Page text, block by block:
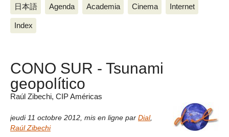
日本語 Agenda Academia Cinema Internet
Index
CONO SUR - Tsunami
geopolítico
Raúl Zibechi, CIP Américas
jeudi 11 octobre 2012 mis en ligne par Dial,
Raúl Zibechi